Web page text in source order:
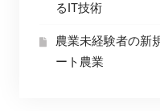
るIT技術
農業未経験者の新
ート農業